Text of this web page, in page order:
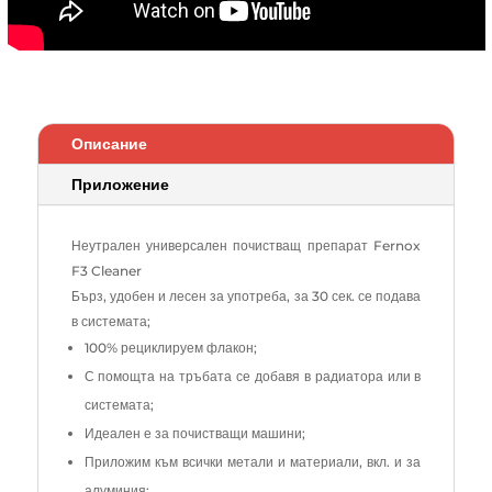
Описание
Приложение
Неутрален универсален почистващ препарат Fernox
F3 Cleaner
Бърз, удобен и лесен за употреба, за 30 сек. се подава
в системата;
100% рециклируем флакон;
С помощта на тръбата се добавя в радиатора или в
системата;
Идеален е за почистващи машини;
Приложим към всички метали и материали, вкл. и за